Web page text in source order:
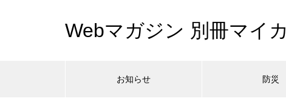
Webマガジン 別冊マイカ
お知らせ 防災